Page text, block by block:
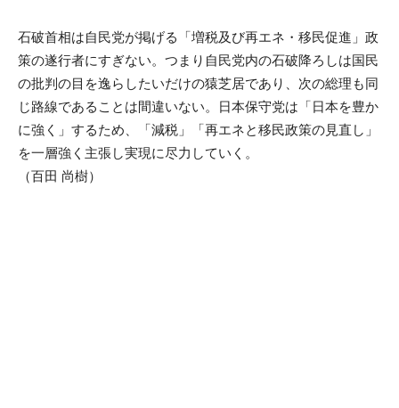
石破首相は自民党が掲げる「増税及び再エネ・移民促進」政
策の遂行者にすぎない。つまり自民党内の石破降ろしは国民
の批判の目を逸らしたいだけの猿芝居であり、次の総理も同
じ路線であることは間違いない。日本保守党は「日本を豊か
に強く」するため、「減税」「再エネと移民政策の見直し」
を一層強く主張し実現に尽力していく。
（百田 尚樹）